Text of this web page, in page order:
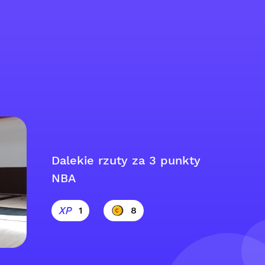
Dalekie rzuty za 3 punkty
NBA
1 8